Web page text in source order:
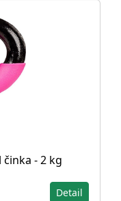
činka - 2 kg
Detail